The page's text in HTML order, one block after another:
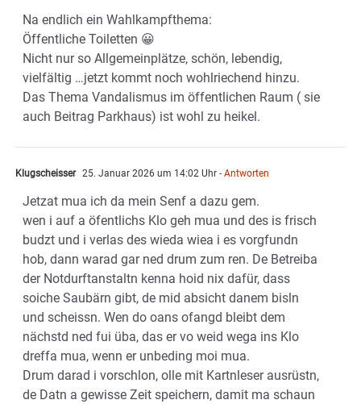
Na endlich ein Wahlkampfthema:
Öffentliche Toiletten 😀
Nicht nur so Allgemeinplätze, schön, lebendig,
vielfältig …jetzt kommt noch wohlriechend hinzu.
Das Thema Vandalismus im öffentlichen Raum ( sie
auch Beitrag Parkhaus) ist wohl zu heikel.
Klugscheisser 25. Januar 2026 um 14:02 Uhr - Antworten
Jetzat mua ich da mein Senf a dazu gem.
wen i auf a öfentlichs Klo geh mua und des is frisch
budzt und i verlas des wieda wiea i es vorgfundn
hob, dann warad gar ned drum zum ren. De Betreiba
der Notdurftanstaltn kenna hoid nix dafür, dass
soiche Saubärn gibt, de mid absicht danem bisln
und scheissn. Wen do oans ofangd bleibt dem
nächstd ned fui üba, das er vo weid wega ins Klo
dreffa mua, wenn er unbeding moi mua.
Drum darad i vorschlon, olle mit Kartnleser ausrüstn,
de Datn a gewisse Zeit speichern, damit ma schaun